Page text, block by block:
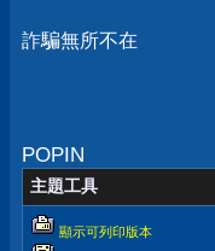
詐騙無所不在
POPIN
主題工具
顯示可列印版本